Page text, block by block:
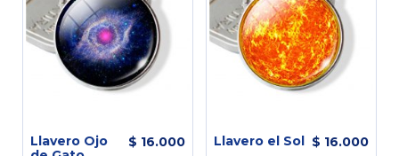
Llavero Ojo
$ 16.000 Llavero el Sol $ 16.000